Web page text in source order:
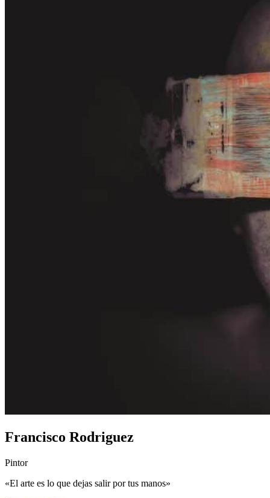
Francisco Rodriguez
Pintor
«El arte es lo que dejas salir por tus manos»